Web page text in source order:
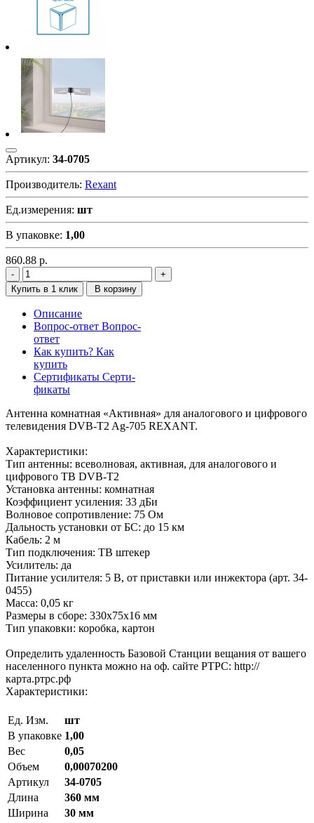
Артикул: 34-0705
Производитель: Rexant
Ед.измерения: шт
В упаковке: 1,00
860.88 р.
Купить в 1 клик В корзину
Описание
Вопрос-ответ Вопрос-
ответ
Как купить? Как
купить
Сертификаты Серти-
фикаты
Антенна комнатная «Активная» для аналогового и цифрового
телевидения DVB-T2 Ag-705 REXANT.
Характеристики:
Тип антенны: всеволновая, активная, для аналогового и
цифрового ТВ DVB-T2
Установка антенны: комнатная
Коэффициент усиления: 33 дБи
Волновое сопротивление: 75 Ом
Дальность установки от БС: до 15 км
Кабель: 2 м
Тип подключения: ТВ штекер
Усилитель: да
Питание усилителя: 5 В, от приставки или инжектора (арт. 34-
0455)
Масса: 0,05 кг
Размеры в сборе: 330х75х16 мм
Тип упаковки: коробка, картон
Определить удаленность Базовой Станции вещания от вашего
населенного пункта можно на оф. сайте РТРС: http://
карта.ртрс.рф
Характеристики:
Ед. Изм.
шт
В упаковке 1,00
Вес
0,05
Объем
0,00070200
Артикул
34-0705
Длина
360 мм
Ширина
30 мм